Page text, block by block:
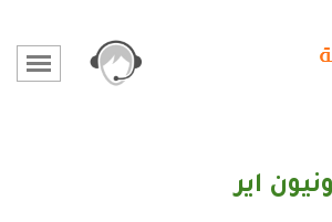
اير